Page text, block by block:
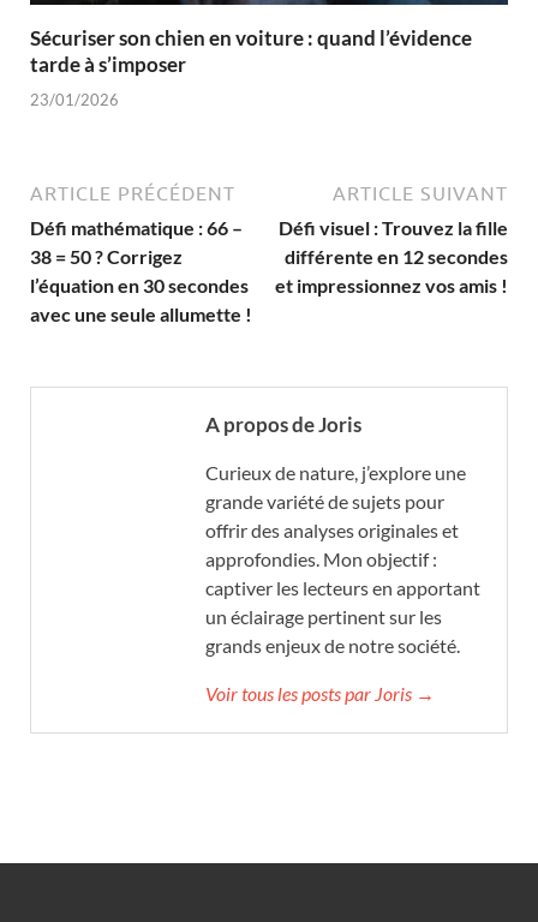
Sécuriser son chien en voiture : quand l’évidence
tarde à s’imposer
23/01/2026
ARTICLE PRÉCÉDENT
Défi mathématique : 66 –
38 = 50 ? Corrigez
l’équation en 30 secondes
avec une seule allumette !
ARTICLE SUIVANT
Défi visuel : Trouvez la fille
différente en 12 secondes
et impressionnez vos amis !
A propos de Joris
Curieux de nature, j’explore une
grande variété de sujets pour
offrir des analyses originales et
approfondies. Mon objectif :
captiver les lecteurs en apportant
un éclairage pertinent sur les
grands enjeux de notre société.
Voir tous les posts par Joris →